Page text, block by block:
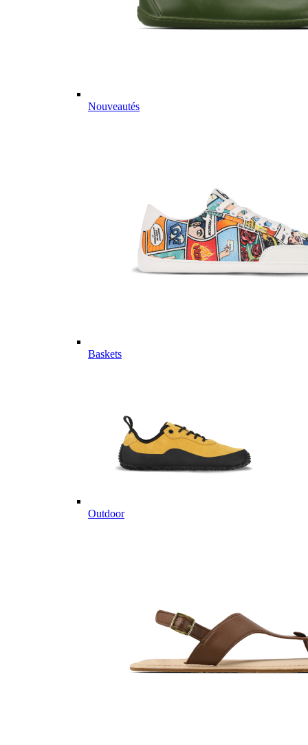
Nouveautés
Baskets
Outdoor